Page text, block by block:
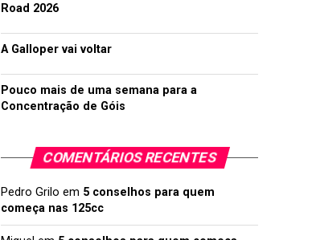
Road 2026
A Galloper vai voltar
Pouco mais de uma semana para a
Concentração de Góis
COMENTÁRIOS RECENTES
Pedro Grilo em 5 conselhos para quem
começa nas 125cc